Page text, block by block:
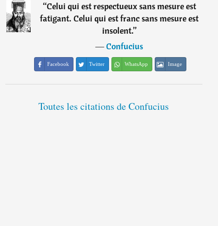
“Celui qui est respectueux sans mesure est
fatigant. Celui qui est franc sans mesure est
insolent.”
―Confucius
Facebook Twitter WhatsApp Image
Toutes les citations de Confucius